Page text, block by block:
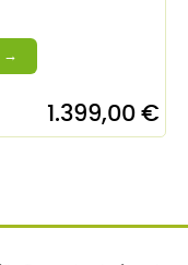
1.399,00 €